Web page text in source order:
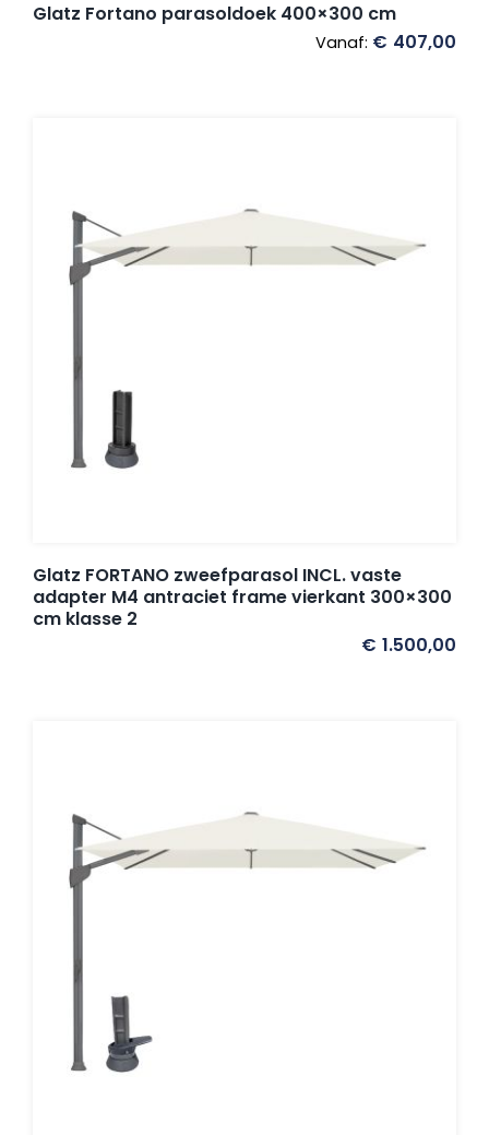
Glatz Fortano parasoldoek 400×300 cm
Vanaf: € 407,00
Glatz FORTANO zweefparasol INCL. vaste
adapter M4 antraciet frame vierkant 300×300
cm klasse 2
€ 1.500,00